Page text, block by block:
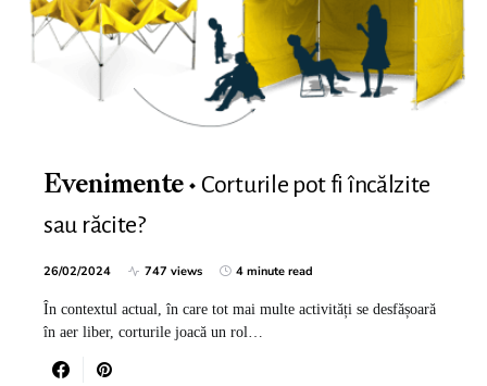
Evenimente
Corturile pot fi încălzite
sau răcite?
26/02/2024 747 views 4 minute read
În contextul actual, în care tot mai multe activități se desfășoară
în aer liber, corturile joacă un rol…